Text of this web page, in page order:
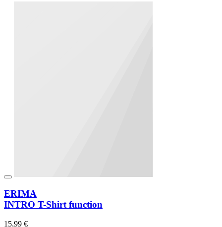
ERIMA
INTRO T-Shirt function
15,99 €